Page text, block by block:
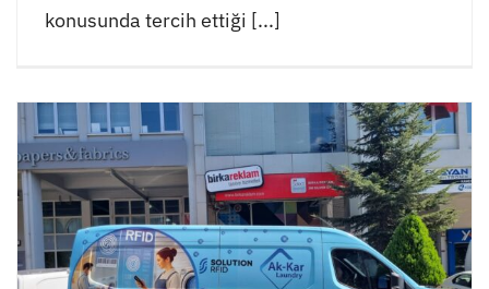
konusunda tercih ettiği [...]